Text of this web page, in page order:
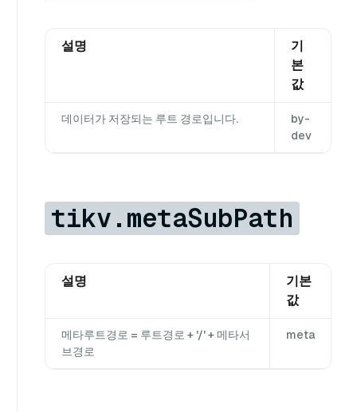
설명
기
본
값
데이터가 저장되는 루트 경로입니다.
by-
dev
tikv.metaSubPath
설명
기본
값
메타루트경로 = 루트경로 + '/' + 메타서
브경로
meta